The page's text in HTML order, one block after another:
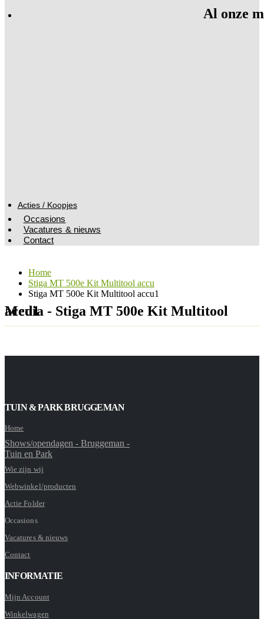
Al onze
Acties / Koopjes
Occasions
Vacatures & nieuws
Contact
Home
Stiga MT 500e Kit Multitool accu
Stiga MT 500e Kit Multitool accu1
Media - Stiga MT 500e Kit Multitool accu1
TUIN & PARK BRUGGEMAN
Home
Shows/opendagen - Bruggeman -
Tuin en Park
Wie zijn wij
Webwinkel/producten
Actie Folder
Occasions
Vacatures & nieuws
Contact
INFORMATIE
Mijn Account
Winkelwagen